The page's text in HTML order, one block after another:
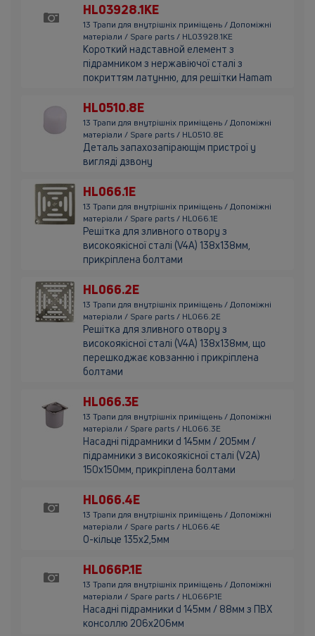
HL03928.1KE
13 Трапи для внутрішніх приміщень / Допоміжні
матеріали / Spare parts / HL03928.1KE
Короткий надставной елемент з
підрамником з нержавіючої сталі з
покриттям латунню, для решітки Hamam
HL0510.8E
13 Трапи для внутрішніх приміщень / Допоміжні
матеріали / Spare parts / HL0510.8E
Деталь запахозапірающім пристрої у
вигляді дзвону
HL066.1E
13 Трапи для внутрішніх приміщень / Допоміжні
матеріали / Spare parts / HL066.1E
Решітка для зливного отвору з
високоякісної сталі (V4A) 138х138мм,
прикріплена болтами
HL066.2E
13 Трапи для внутрішніх приміщень / Допоміжні
матеріали / Spare parts / HL066.2E
Решітка для зливного отвору з
високоякісної сталі (V4A) 138х138мм, що
перешкоджає ковзанню і прикріплена
болтами
HL066.3E
13 Трапи для внутрішніх приміщень / Допоміжні
матеріали / Spare parts / HL066.3E
Насадні підрамники d 145мм / 205мм /
підрамники з високоякісної сталі (V2A)
150х150мм, прикріплена болтами
HL066.4E
13 Трапи для внутрішніх приміщень / Допоміжні
матеріали / Spare parts / HL066.4E
О-кільце 135х2,5мм
HL066P.1E
13 Трапи для внутрішніх приміщень / Допоміжні
матеріали / Spare parts / HL066P.1E
Насадні підрамники d 145мм / 88мм з ПВХ
консоллю 206х206мм